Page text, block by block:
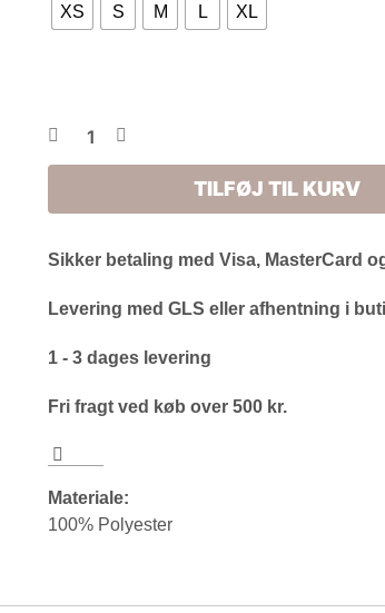
var:
XS S M L XL
TILFØJ TIL KURV
Sikker betaling med Visa, MasterCard
Levering med GLS eller afhentning i
1 - 3 dages levering
Fri fragt ved køb over 500 kr.
Materiale:
100% Polyester